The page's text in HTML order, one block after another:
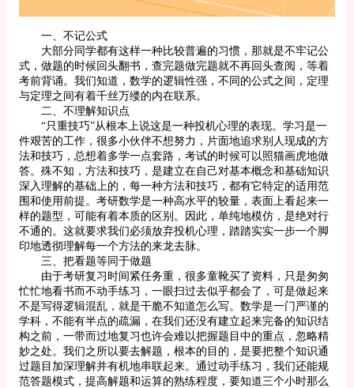
一、不记公式
大部分同学都有这样一种比较普遍的习惯，那就是不牢记公
式，做题的时候回头翻书，查完题做完题就不再回头查阅，等着
考前背诵。我们知道，数学的逻辑性强，不同的公式之间，定理
与定理之间有着千丝万缕的内在联系。
二、不理解知识点
“只重技巧”从根本上说这是一种投机心理的表现。学习是一
件艰苦的工作，很多小伙伴不想努力，片面地追求别人现成的方
法和技巧，总想着多学一点套路，考试的时候可以照猫画虎地做
答。殊不知，方法和技巧，是建立在自己对基本概念和基础知识
深入理解的基础上的，每一种方法和技巧，都有它特定的适用范
围和使用前提。考研数学是一种高水平的较量，表面上看起来一
样的题型，可能有着本质的区别。因此，单纯地模仿，是绝对行
不通的。这就要求我们必须放弃投机心理，踏踏实实一步一个脚
印地透彻理解每一个方法的来龙去脉。
三、把看题等同于做题
由于考研复习时间紧任务重，很多童靴买了资料，只是匆匆
忙忙地看书而不动手练习，一眼扫过去似乎都会了，可是做起来
不是写得逻辑混乱，就是干脆不知道怎么写。数学是一门严谨的
学科，不能有半点的疏漏，在我们还没有建立起来完备的知识结
构之前，一带而过地复习也许会难以把握题目中的重点，忽略精
妙之处。我们之所以要去解题，根本的目的，是要把整个知识通
过题目加深理解并有机地串联起来。通过动手练习，我们还能规
范答题模式，提高解题和运算的熟练程度，要知道三个小时那么